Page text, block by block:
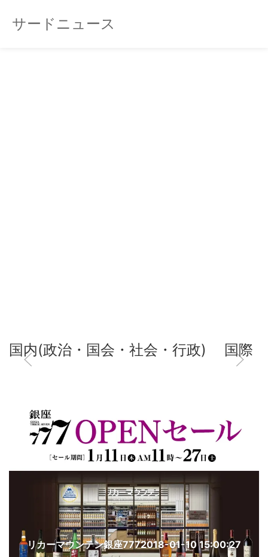
サードニュース
国内(政治・国会・社会・行政) 国際
リカーマウンテン銀座7772018-01-10 15:00:27